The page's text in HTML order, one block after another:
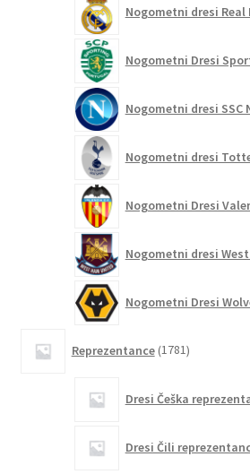
Nogometni dresi Real
Nogometni Dresi
Nogometni dresi SSC
Nogometni dresi
Nogometni Dresi
Nogometni dresi
Nogometni Dresi
Reprezentance 1781izdelkov
Dresi Češka
Dresi Čili